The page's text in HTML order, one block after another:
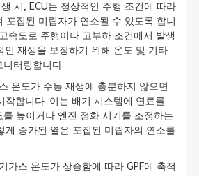
시, ECU는 정상적인 주행 조건에 따라
포집된 미립자가 연소될 수 있도록 합니
속도로 주행이나 고부하 조건에서 발생
인 재생을 보장하기 위해 온도 및 기타
터링합니다.
온도가 수동 재생에 충분하지 않으면
작합니다. 이는 배기 시스템에 연료를
높이거나 엔진 점화 시기를 조정하는
게 증가된 열은 포집된 미립자의 연소를
가스 온도가 상승함에 따라 GPF에 축적